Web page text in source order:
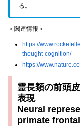
る。
＜関連情報＞
https://
thought-cognition/
https://
霊長類の前頭
表現
Neural
primate